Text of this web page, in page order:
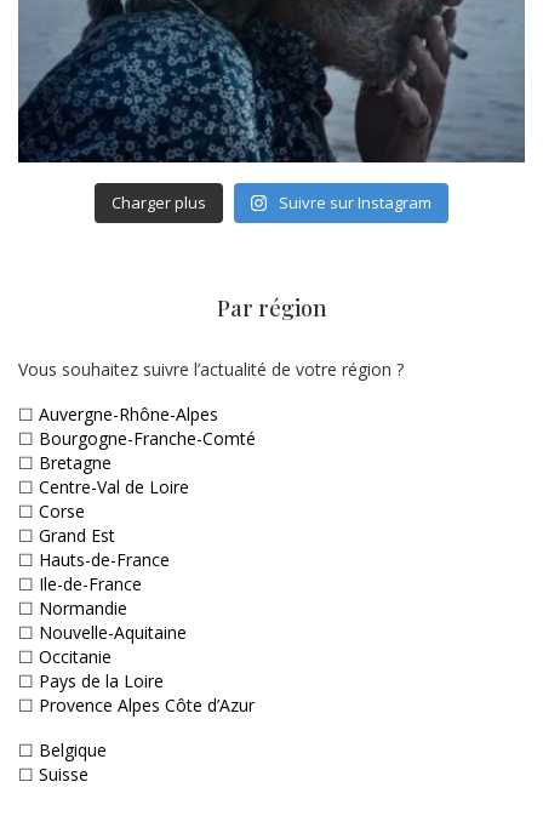
Charger plus Suivre sur Instagram
Par région
Vous souhaitez suivre l’actualité de votre région ?
☐ Auvergne-Rhône-Alpes
☐ Bourgogne-Franche-Comté
☐ Bretagne
☐ Centre-Val de Loire
☐ Corse
☐ Grand Est
☐ Hauts-de-France
☐ Ile-de-France
☐ Normandie
☐ Nouvelle-Aquitaine
☐ Occitanie
☐ Pays de la Loire
☐ Provence Alpes Côte d’Azur
☐ Belgique
☐ Suisse